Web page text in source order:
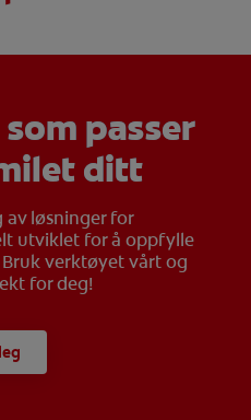
passer
ditt
løsninger for
utviklet for å oppfylle
verktøyet vårt og
for deg!